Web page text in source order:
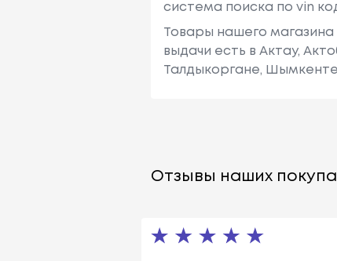
система поиска по vin
Товары нашего
выдачи есть в Актау,
Талдыкоргане, Шымкенте
Отзывы наших